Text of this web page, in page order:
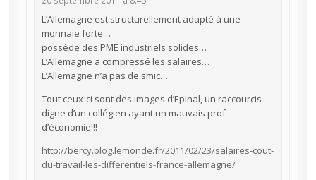
L’Allemagne est structurellement adapté à une
monnaie forte…
possède des PME industriels solides…
L’Allemagne a compressé les salaires…
L’Allemagne n’a pas de smic…
Tout ceux-ci sont des images d’Epinal, un raccourcis
digne d’un collégien ayant un mauvais prof
d’économie!!!
http://bercy.blog.lemonde.fr/2011/02/23/salaires-cout-
du-travail-les-differentiels-france-allemagne/